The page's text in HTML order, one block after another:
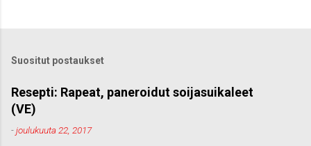
o
m
e
n
Suositut postaukset
Resepti: Rapeat, paneroidut soijasuikaleet
(VE)
-joulukuuta 22, 2017